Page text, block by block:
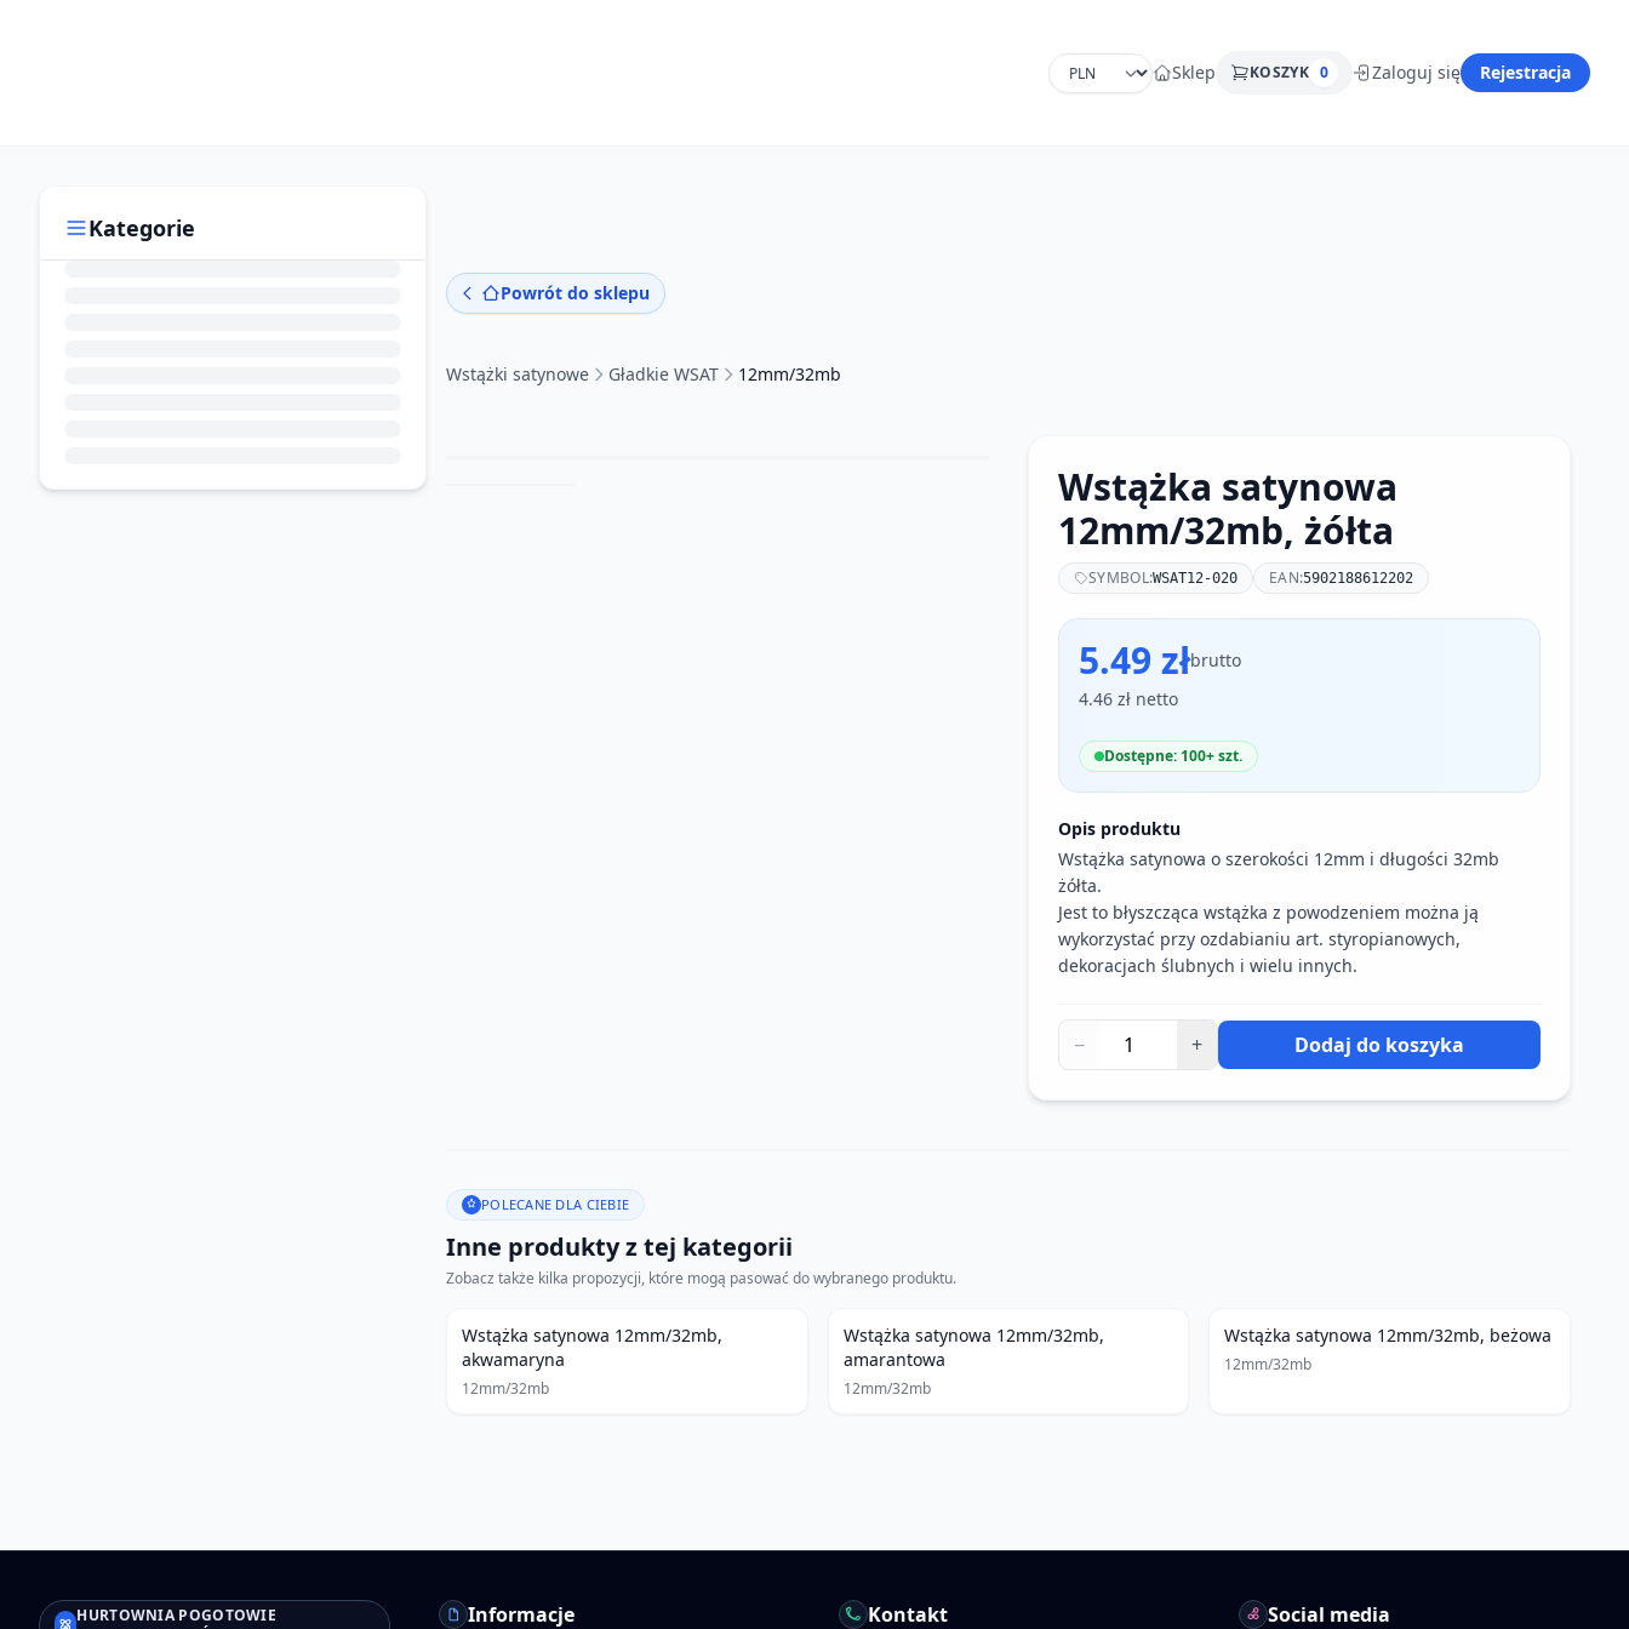
Sklep KOSZYK 0 Zaloguj się Rejestracja
Kategorie
Powrót do sklepu
Wstążki satynowe Gładkie WSAT 12mm/32mb
Wstążka satynowa
12mm/32mb, żółta
SYMBOL:WSAT12-020 EAN:5902188612202
5.49 złbrutto
4.46 zł netto
Dostępne: 100+ szt.
Opis produktu
Wstążka satynowa o szerokości 12mm i długości 32mb
żółta.
Jest to błyszcząca wstążka z powodzeniem można ją
wykorzystać przy ozdabianiu art. styropianowych,
dekoracjach ślubnych i wielu innych.
− + Dodaj do koszyka
POLECANE DLA CIEBIE
Inne produkty z tej kategorii
Zobacz także kilka propozycji, które mogą pasować do wybranego produktu.
Wstążka satynowa 12mm/32mb,
akwamaryna
12mm/32mb
Wstążka satynowa 12mm/32mb,
amarantowa
12mm/32mb
Wstążka satynowa 12mm/32mb, beżowa
12mm/32mb
HURTOWNIA POGOTOWIE
Informacje Kontakt Social media